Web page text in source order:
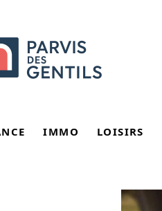
IMMO LOISIRS